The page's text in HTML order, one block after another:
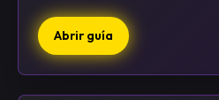
Abrir guía